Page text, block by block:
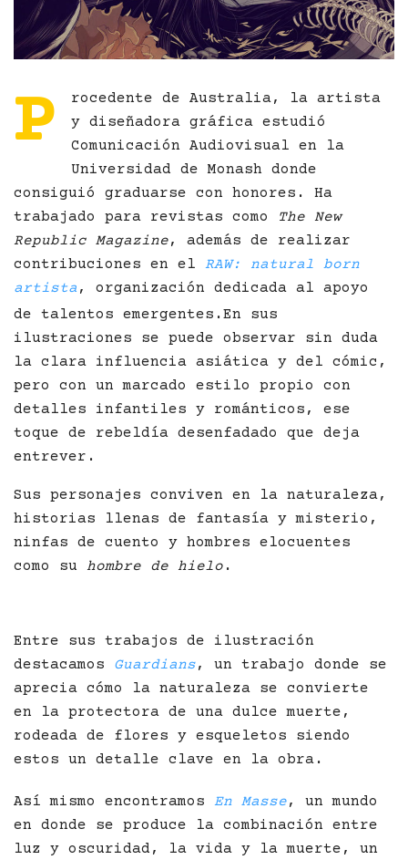
P
rocedente de Australia, la artista
y diseñadora gráfica estudió
Comunicación Audiovisual en la
Universidad de Monash donde
consiguió graduarse con honores. Ha
trabajado para revistas como
The New
Republic Magazine, además de realizar
contribuciones en el RAW: natural born
artista , organización dedicada al apoyo
de talentos emergentes.En sus
ilustraciones se puede observar sin duda
la clara influencia asiática y del cómic,
pero con un marcado estilo propio con
detalles infantiles y románticos, ese
toque de rebeldía desenfadado que deja
entrever.
Sus personajes conviven en la naturaleza,
historias llenas de fantasía y misterio,
ninfas de cuento y hombres elocuentes
como su hombre de hielo .
Entre sus trabajos de ilustración
destacamos Guardians, un trabajo donde se
aprecia cómo la naturaleza se convierte
en la protectora de una dulce muerte,
rodeada de flores y esqueletos siendo
estos un detalle clave en la obra.
Así mismo encontramos En Masse, un mundo
en donde se produce la combinación entre
luz y oscuridad, la vida y la muerte, un